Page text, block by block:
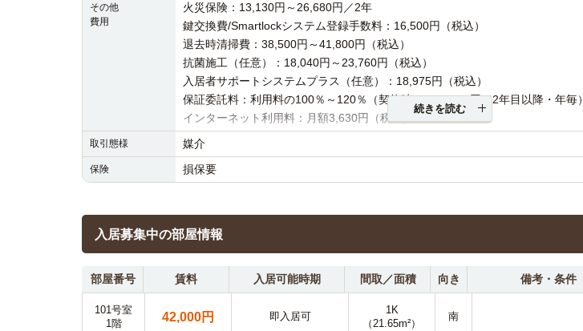
その他
費用
火災保険：13,130円～26,680円／2年
鍵交換費/Smartlockシステム登録手数料：16,500円（税込）
退去時清掃費：38,500円～41,800円（税込）
抗菌施工（任意）：18,040円～23,760円（税込）
入居者サポートシステムプラス（任意）：18,975円（税込）
保証委託料：利用料の100％～120％（契約時）／10,000円（2年目以降・年毎）
インターネット利用料：月額3,630円（税込）～
続きを読む
取引態様 媒介
保険 損保要
入居募集中の部屋情報
部屋番号 賃料 入居可能時期 間取／面積 向き 備考・条件
101号室
1階
42,000円 即入居可
1K
（21.65m²）
南